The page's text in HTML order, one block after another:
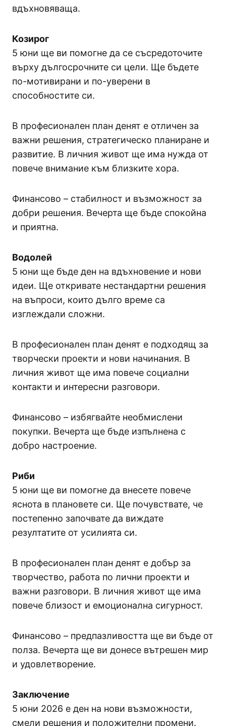
вдъхновяваща.
Козирог
5 юни ще ви помогне да се съсредоточите
върху дългосрочните си цели. Ще бъдете
по-мотивирани и по-уверени в
способностите си.
В професионален план денят е отличен за
важни решения, стратегическо планиране и
развитие. В личния живот ще има нужда от
повече внимание към близките хора.
Финансово – стабилност и възможност за
добри решения. Вечерта ще бъде спокойна
и приятна.
Водолей
5 юни ще бъде ден на вдъхновение и нови
идеи. Ще откривате нестандартни решения
на въпроси, които дълго време са
изглеждали сложни.
В професионален план денят е подходящ за
творчески проекти и нови начинания. В
личния живот ще има повече социални
контакти и интересни разговори.
Финансово – избягвайте необмислени
покупки. Вечерта ще бъде изпълнена с
добро настроение.
Риби
5 юни ще ви помогне да внесете повече
яснота в плановете си. Ще почувствате, че
постепенно започвате да виждате
резултатите от усилията си.
В професионален план денят е добър за
творчество, работа по лични проекти и
важни разговори. В личния живот ще има
повече близост и емоционална сигурност.
Финансово – предпазливостта ще ви бъде от
полза. Вечерта ще ви донесе вътрешен мир
и удовлетворение.
Заключение
5 юни 2026 е ден на нови възможности,
смели решения и положителни промени.